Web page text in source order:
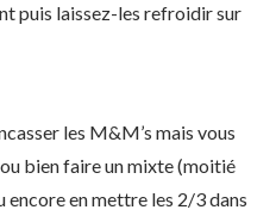
puis laissez-les refroidir sur
les M&M’s mais vous
bien faire un mixte (moitié
en mettre les 2/3 dans